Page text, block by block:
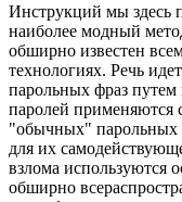
Инструкций мы здесь
наиболее модный
обширно известен
технологиях. Речь
парольных фраз путем
паролей применяются
"обычных" парольных
для их
взлома используются
обширно